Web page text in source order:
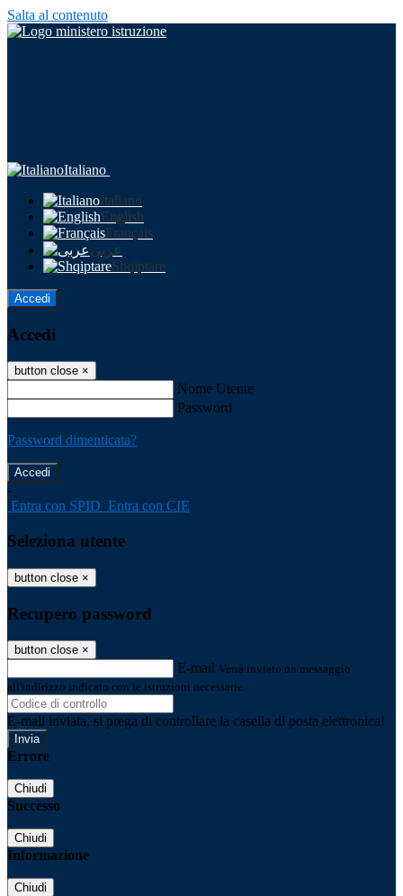
Salta al contenuto
Italiano
Italiano
English
Français
عربى
Shqiptare
Accedi
Accedi
button close ×
Nome Utente
Password
Password dimenticata?
-
Entra con SPID Entra con CIE
Seleziona utente
button close ×
Recupero password
button close ×
E-mail Verrà inviato un messaggio
all'indirizzo indicato con le istruzioni necessarie.
E-mail inviata, si prega di controllare la casella di posta elettronica!
Errore
Chiudi
Successo
Chiudi
Informazione
Chiudi